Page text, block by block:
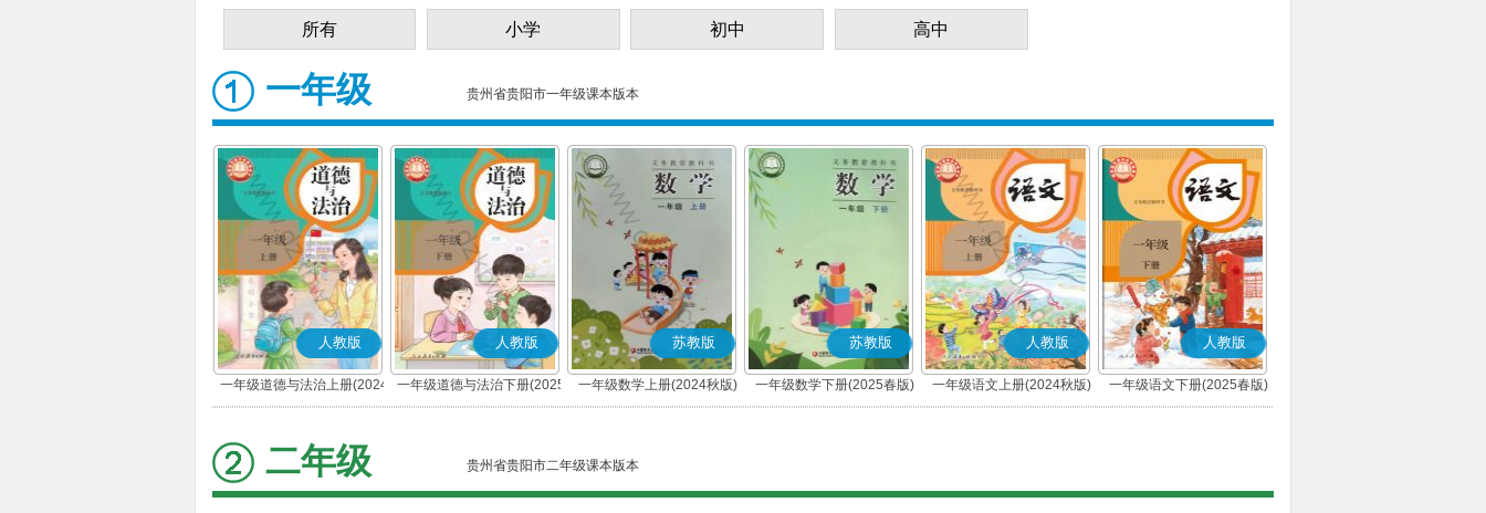
所有 小学 初中 高中
一年级 贵州省贵阳市一年级课本版本
人教版
一年级道德与法治上册(2024
秋版)(部编版)
人教版
一年级道德与法治下册(2025
春版)(部编版)
苏教版
一年级数学上册(2024秋版)
苏教版
一年级数学下册(2025春版)
人教版
一年级语文上册(2024秋版)
(部编版)
人教版
一年级语文下册(2025春版)
(部编版)
二年级 贵州省贵阳市二年级课本版本